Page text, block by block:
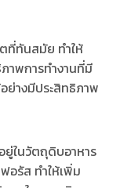
ที่ทันสมัย ทำให้
าพการทำงานที่มี
ย่างมีประสิทธิภาพ
ยู่ในวัตถุดิบอาหาร
อรัส ทำให้เพิ่ม